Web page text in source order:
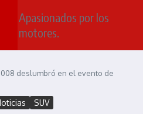
Apasionados por los
motores.
deslumbró en el evento de
SUV